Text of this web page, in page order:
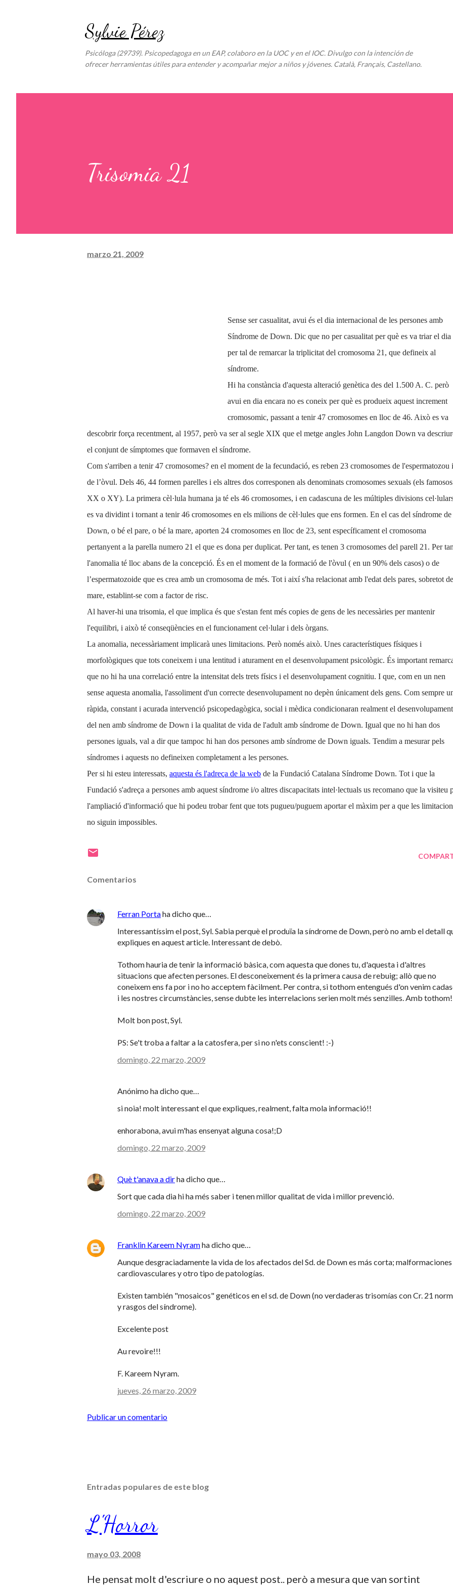
Sylvie Pérez
Psicóloga (29739). Psicopedagoga en un EAP, colaboro en la UOC y en el IOC. Divulgo con la intención de
ofrecer herramientas útiles para entender y acompañar mejor a niños y jóvenes. Català, Français, Castellano.
Trisomia 21
marzo 21, 2009
Sense ser casualitat, avui és el dia internacional de les persones amb
Síndrome de Down. Dic que no per casualitat per què es va triar el dia
per tal de remarcar la triplicitat del cromosoma 21, que defineix al
síndrome.
Hi ha constància d'aquesta alteració genètica des del 1.500 A. C. però
avui en dia encara no es coneix per què es produeix aquest increment
cromosomic, passant a tenir 47 cromosomes en lloc de 46. Això es va
descobrir força recentment, al 1957, però va ser al segle XIX que el metge angles John Langdon Down va
el conjunt de símptomes que formaven el síndrome.
Com s'arriben a tenir 47 cromosomes? en el moment de la fecundació, es reben 23 cromosomes de l'espermatozou i
de l’òvul. Dels 46, 44 formen parelles i els altres dos corresponen als denominats cromosomes sexuals (els famosos
XX o XY). La primera cèl·lula humana ja té els 46 cromosomes, i en cadascuna de les múltiples divisions
es va dividint i tornant a tenir 46 cromosomes en els milions de cèl·lules que ens formen. En el cas del síndrome de
Down, o bé el pare, o bé la mare, aporten 24 cromosomes en lloc de 23, sent específicament el cromosoma
pertanyent a la parella numero 21 el que es dona per duplicat. Per tant, es tenen 3 cromosomes del parell 21. Per
l'anomalia té lloc abans de la concepció. És en el moment de la formació de l'òvul ( en un 90% dels casos) o de
l’espermatozoide que es crea amb un cromosoma de més. Tot i així s'ha relacionat amb l'edat dels pares, sobretot
mare, establint-se com a factor de risc.
Al haver-hi una trisomia, el que implica és que s'estan fent més copies de gens de les necessàries per mantenir
l'equilibri, i això té conseqüències en el funcionament cel·lular i dels òrgans.
La anomalia, necessàriament implicarà unes limitacions. Però només això. Unes característiques físiques i
morfològiques que tots coneixem i una lentitud i aturament en el desenvolupament psicològic. És important
que no hi ha una correlació entre la intensitat dels trets físics i el desenvolupament cognitiu. I que, com en un nen
sense aquesta anomalia, l'assoliment d'un correcte desenvolupament no depèn únicament dels gens. Com sempre
ràpida, constant i acurada intervenció psicopedagògica, social i mèdica condicionaran realment el desenvolupament
del nen amb síndrome de Down i la qualitat de vida de l'adult amb síndrome de Down. Igual que no hi han dos
persones iguals, val a dir que tampoc hi han dos persones amb síndrome de Down iguals. Tendim a mesurar pels
síndromes i aquests no defineixen completament a les persones.
Per si hi esteu interessats, aquesta és l'adreça de la web de la Fundació Catalana Síndrome Down. Tot i que la
Fundació s'adreça a persones amb aquest síndrome i/o altres discapacitats intel·lectuals us recomano que la visiteu
l'ampliació d'informació que hi podeu trobar fent que tots pugueu/puguem aportar el màxim per a que les
no siguin impossibles.
Comentarios
Ferran Portaha dicho que…
Interessantíssim el post, Syl. Sabia perquè el produïa la síndrome de Down, però no amb el detall
expliques en aquest article. Interessant de debò.
Tothom hauria de tenir la informació bàsica, com aquesta que dones tu, d'aquesta i d'altres
situacions que afecten persones. El desconeixement és la primera causa de rebuig; allò que no
coneixem ens fa por i no ho acceptem fàcilment. Per contra, si tothom entengués d'on venim
i les nostres circumstàncies, sense dubte les interrelacions serien molt més senzilles. Amb tothom!
Molt bon post, Syl.
PS: Se't troba a faltar a la catosfera, per si no n'ets conscient! :-)
domingo, 22 marzo, 2009
Anónimo ha dicho que…
si noia! molt interessant el que expliques, realment, falta mola informació!!
enhorabona, avui m'has ensenyat alguna cosa!;D
domingo, 22 marzo, 2009
Què t'anava a dirha dicho que…
Sort que cada dia hi ha més saber i tenen millor qualitat de vida i millor prevenció.
domingo, 22 marzo, 2009
Franklin Kareem Nyramha dicho que…
Aunque desgraciadamente la vida de los afectados del Sd. de Down es más corta; malformaciones
cardiovasculares y otro tipo de patologías.
Existen también "mosaicos" genéticos en el sd. de Down (no verdaderas trisomías con Cr. 21
y rasgos del síndrome).
Excelente post
Au revoire!!!
F. Kareem Nyram.
jueves, 26 marzo, 2009
Publicar un comentario
Entradas populares de este blog
L'Horror
mayo 03, 2008
He pensat molt d'escriure o no aquest post.. però a mesura que van sortint